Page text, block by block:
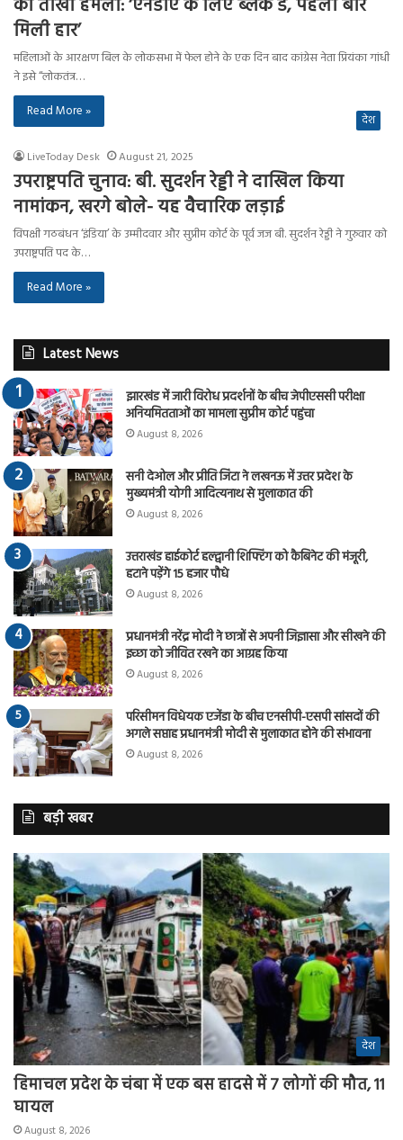
का तीखा हमला: ‘एनडीए के लिए ब्लैक डे, पहली बार
मिली हार’
महिलाओं के आरक्षण बिल के लोकसभा में फेल होने के एक दिन बाद कांग्रेस नेता प्रियंका गांधी
ने इसे “लोकतंत्र…
Read More »
देश
LiveToday Desk August 21, 2025
उपराष्ट्रपति चुनाव: बी. सुदर्शन रेड्डी ने दाखिल किया
नामांकन, खरगे बोले- यह वैचारिक लड़ाई
विपक्षी गठबंधन ‘इंडिया’ के उम्मीदवार और सुप्रीम कोर्ट के पूर्व जज बी. सुदर्शन रेड्डी ने गुरुवार को
उपराष्ट्रपति पद के…
Read More »
Latest News
झारखंड में जारी विरोध प्रदर्शनों के बीच जेपीएससी परीक्षा
अनियमितताओं का मामला सुप्रीम कोर्ट पहुंचा
August 8, 2026
सनी देओल और प्रीति जिंटा ने लखनऊ में उत्तर प्रदेश के
मुख्यमंत्री योगी आदित्यनाथ से मुलाकात की
August 8, 2026
उत्तराखंड हाईकोर्ट हल्द्वानी शिफ्टिंग को कैबिनेट की मंजूरी,
हटाने पड़ेंगे 15 हजार पौधे
August 8, 2026
प्रधानमंत्री नरेंद्र मोदी ने छात्रों से अपनी जिज्ञासा और सीखने की
इच्छा को जीवित रखने का आग्रह किया
August 8, 2026
परिसीमन विधेयक एजेंडा के बीच एनसीपी-एसपी सांसदों की
अगले सप्ताह प्रधानमंत्री मोदी से मुलाकात होने की संभावना
August 8, 2026
बड़ी खबर
देश
हिमाचल प्रदेश के चंबा में एक बस हादसे में 7 लोगों की मौत, 11
घायल
August 8, 2026